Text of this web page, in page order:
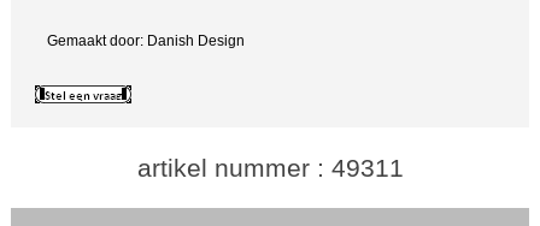
Gemaakt door: Danish Design
artikel nummer : 49311